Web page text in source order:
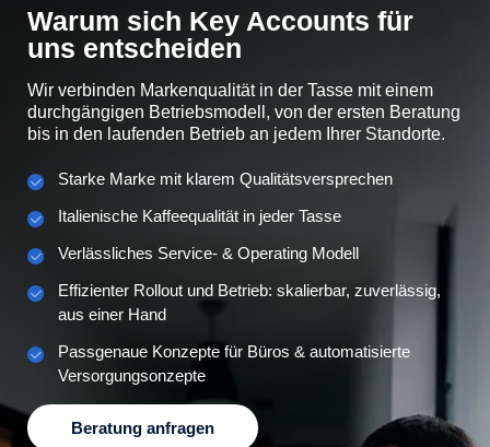
Warum sich Key Accounts für
uns entscheiden
Wir verbinden Markenqualität in der Tasse mit einem
durchgängigen Betriebsmodell, von der ersten Beratung
bis in den laufenden Betrieb an jedem Ihrer Standorte.
Starke Marke mit klarem Qualitätsversprechen
Italienische Kaffeequalität in jeder Tasse
Verlässliches Service- & Operating Modell
Effizienter Rollout und Betrieb: skalierbar, zuverlässig,
aus einer Hand
Passgenaue Konzepte für Büros & automatisierte
Versorgungsonzepte
Beratung anfragen